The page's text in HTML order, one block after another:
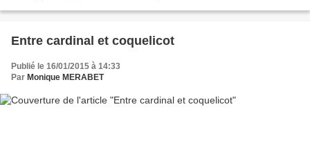
Entre cardinal et coquelicot
Publié le 16/01/2015 à 14:33
Par Monique MERABET